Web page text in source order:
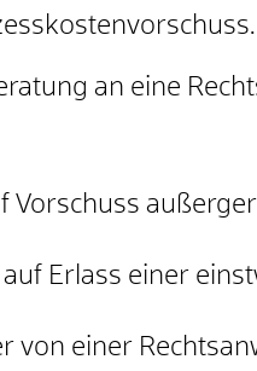
an eine
Vorschuss
Erlass einer
von einer